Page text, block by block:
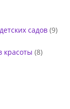
садов (9)
красоты (8)